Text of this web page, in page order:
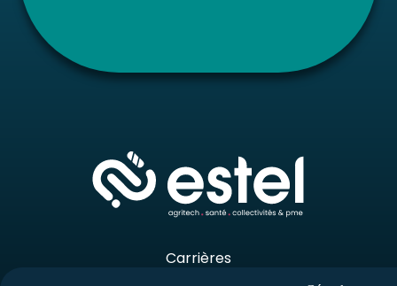
Carrières